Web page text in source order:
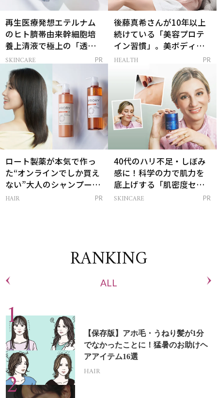
再生医療発想エテルナム
のヒト臍帯由来幹細胞培
養上清液で極上の「透明
感ハリ肌」へ
SKINCARE PR
後藤真希さんが10年以上
続けている「美容プロテ
イン習慣」。美ボディを
支える朝ルーティンと
HEALTH PR
ロート製薬が本気で作っ
た“オンラインでしか買え
ない”大人のシャンプー＆
トリートメントって？
HAIR PR
40代のハリ不足・しぼみ
感に！科学の力で肌力を
底上げする「肌密度セラ
ム」
SKINCARE PR
RANKING
ALL
【保存版】アホ毛・うねり髪が1分
でなかったことに！猛暑のお助けヘ
アアイテム16選
HAIR